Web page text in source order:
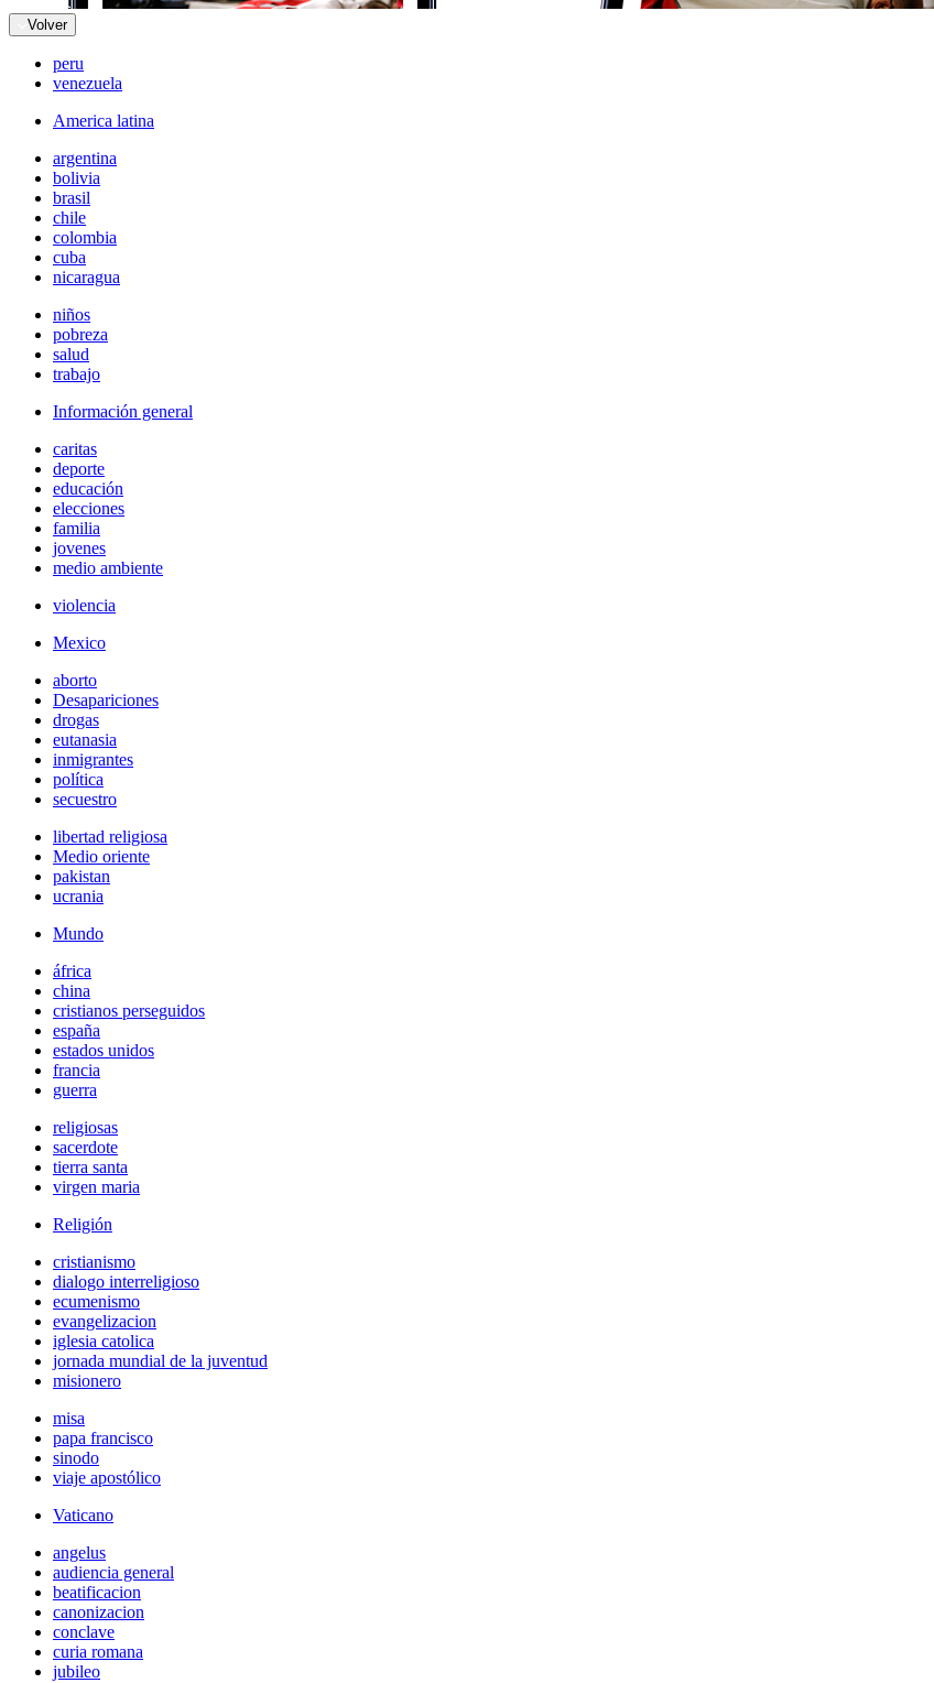
Volver
peru
venezuela
America latina
argentina
bolivia
brasil
chile
colombia
cuba
nicaragua
niños
pobreza
salud
trabajo
Información general
caritas
deporte
educación
elecciones
familia
jovenes
medio ambiente
violencia
Mexico
aborto
Desapariciones
drogas
eutanasia
inmigrantes
política
secuestro
libertad religiosa
Medio oriente
pakistan
ucrania
Mundo
áfrica
china
cristianos perseguidos
españa
estados unidos
francia
guerra
religiosas
sacerdote
tierra santa
virgen maria
Religión
cristianismo
dialogo interreligioso
ecumenismo
evangelizacion
iglesia catolica
jornada mundial de la juventud
misionero
misa
papa francisco
sinodo
viaje apostólico
Vaticano
angelus
audiencia general
beatificacion
canonizacion
conclave
curia romana
jubileo